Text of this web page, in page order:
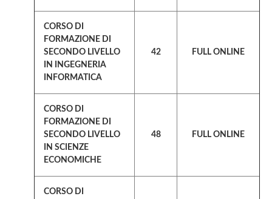
CORSO DI
FORMAZIONE DI
SECONDO LIVELLO
IN INGEGNERIA
INFORMATICA
42 FULL ONLINE
CORSO DI
FORMAZIONE DI
SECONDO LIVELLO
IN SCIENZE
ECONOMICHE
48 FULL ONLINE
CORSO DI